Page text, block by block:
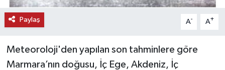
Paylaş A- A+
Meteoroloji'den yapılan son tahminlere göre
Marmara’nın doğusu, İç Ege, Akdeniz, İç
TEKNOLOJİ
YAŞAM